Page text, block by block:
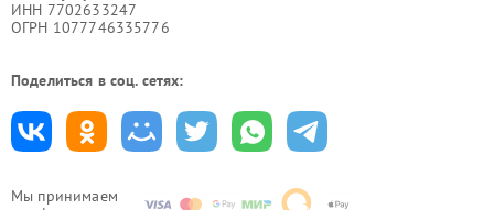
Мы принимаем
ИНН 7702633247
ОГРН 1077746335776
Поделиться в соц. сетях: